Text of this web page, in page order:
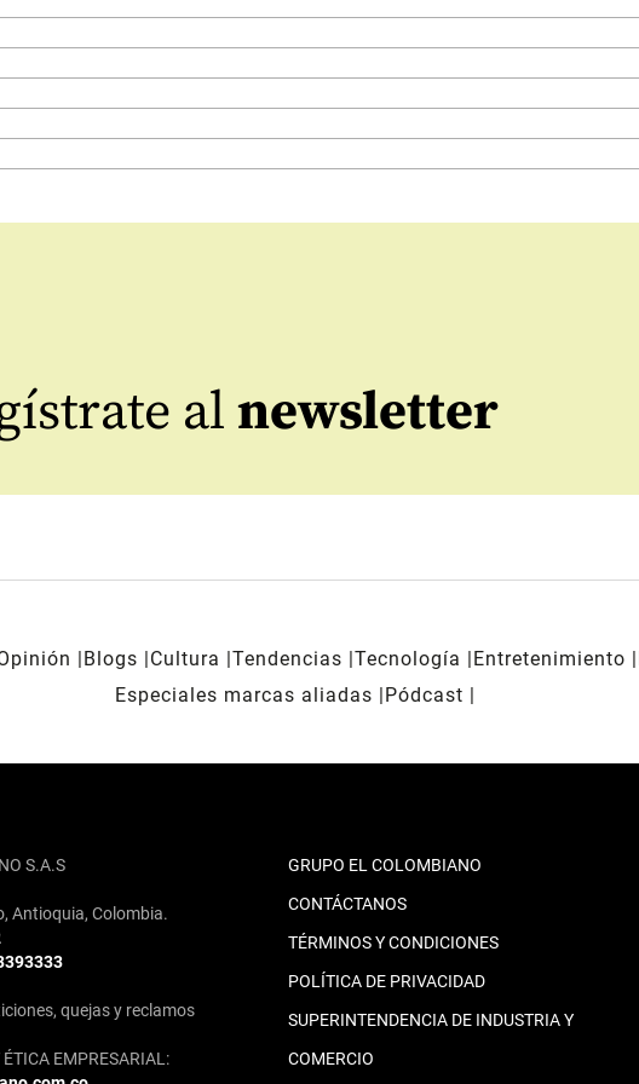
al newsletter
Blogs Cultura Tendencias Tecnología Entretenimiento
Especiales marcas aliadas
Pódcast
S.A.S
Antioquia, Colombia.
quejas y reclamos
EMPRESARIAL:
GRUPO EL COLOMBIANO
CONTÁCTANOS
TÉRMINOS Y CONDICIONES
POLÍTICA DE PRIVACIDAD
SUPERINTENDENCIA DE INDUSTRIA Y
COMERCIO